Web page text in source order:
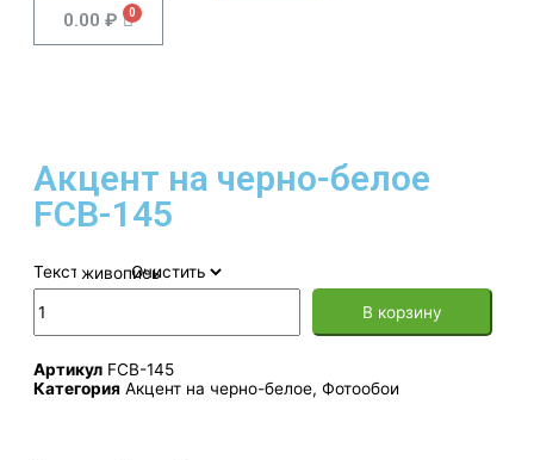
0.00 ₽
Акцент на черно-белое
FCB-145
Текстура Очистить
В корзину
Артикул FCB-145
Категория Акцент на черно-белое, Фотообои